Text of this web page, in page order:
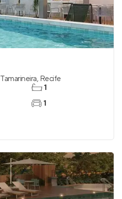
Tamarineira, Recife
1
1